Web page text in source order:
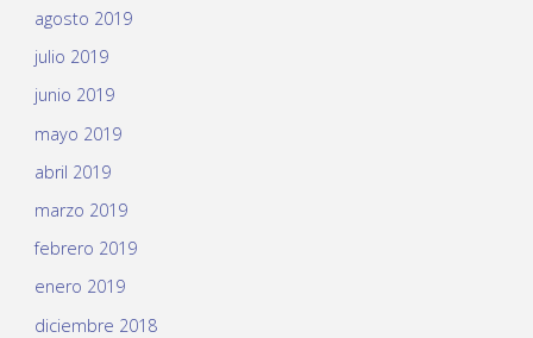
agosto 2019
julio 2019
junio 2019
mayo 2019
abril 2019
marzo 2019
febrero 2019
enero 2019
diciembre 2018